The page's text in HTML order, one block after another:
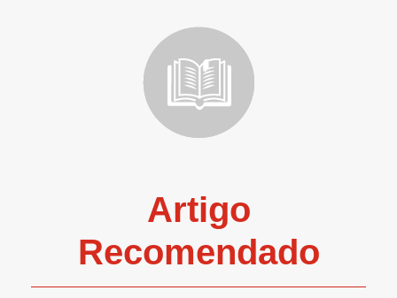
Artigo
Recomendado